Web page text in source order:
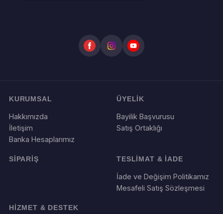
KURUMSAL
Hakkımızda
İletişim
Banka Hesaplarımız
ÜYELİK
Bayilik Başvurusu
Satış Ortaklığı
SİPARİŞ TESLİMAT & İADE
İade ve Değişim Politikamız
Mesafeli Satış Sözleşmesi
HİZMET & DESTEK